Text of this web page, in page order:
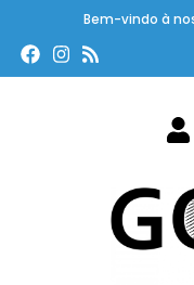
Bem-vindo à